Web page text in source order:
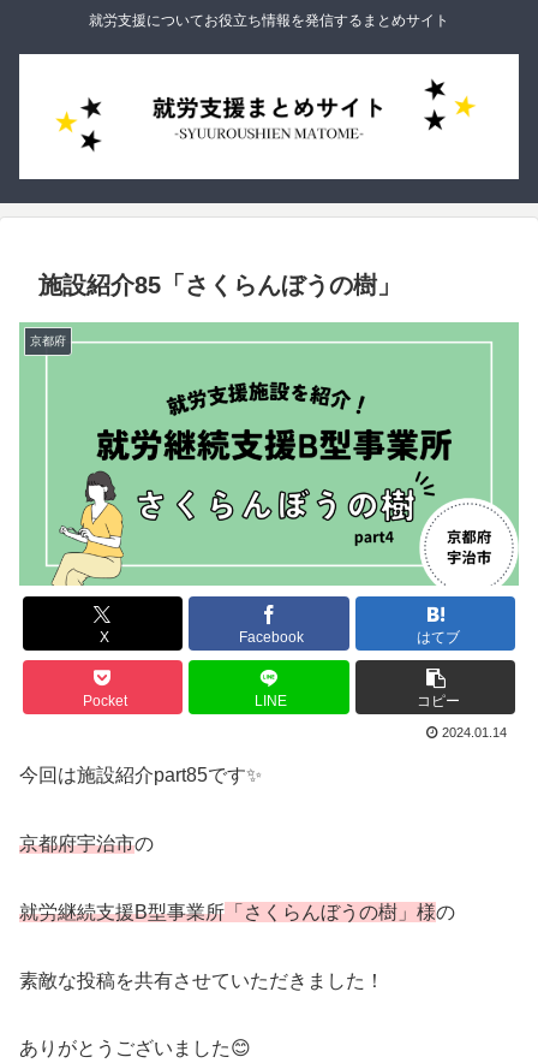
就労支援についてお役立ち情報を発信するまとめサイト
施設紹介85「さくらんぼうの樹」
京都府
X Facebook はてブ
Pocket LINE コピー
2024.01.14
今回は施設紹介part85です✨
京都府宇治市の
就労継続支援B型事業所 「さくらんぼうの樹」様の
素敵な投稿を共有させていただきました！
ありがとうございました😊